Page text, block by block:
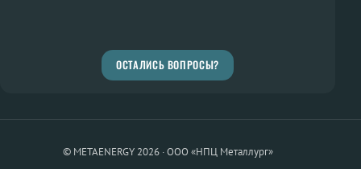
ОСТАЛИСЬ ВОПРОСЫ?
© METAENERGY 2026 · ООО «НПЦ Металлург»